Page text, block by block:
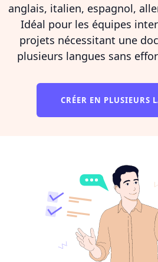
anglais, italien, espagnol,
Idéal pour les équipes
projets nécessitant une
plusieurs langues sans
CRÉER EN PLUSIEURS